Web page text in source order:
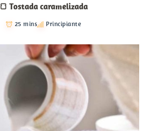
🍞 Tostada caramelizada
25 mins Principiante